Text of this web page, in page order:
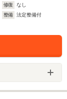
修復
なし
整備
法定整備付